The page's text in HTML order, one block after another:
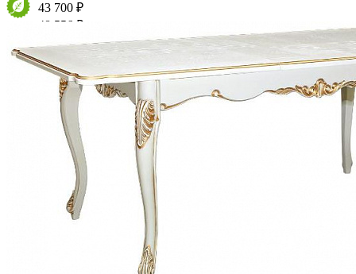
43 700 ₽
48 556 ₽
В корзину
-10%
Спальня
Деревянные кровати с подъемным механизмом
Кровати односпальные с подъемным механизмом
Кровати двуспальные с подъемным механизмом
Кровати полутороспальные с подъемным
Зеркала
Комоды
Кровати двуспальные
Кровати металлические
Кровати односпальные
Кровати полутороспальные
Решетки и настилы под матрас
Спальные гарнитуры